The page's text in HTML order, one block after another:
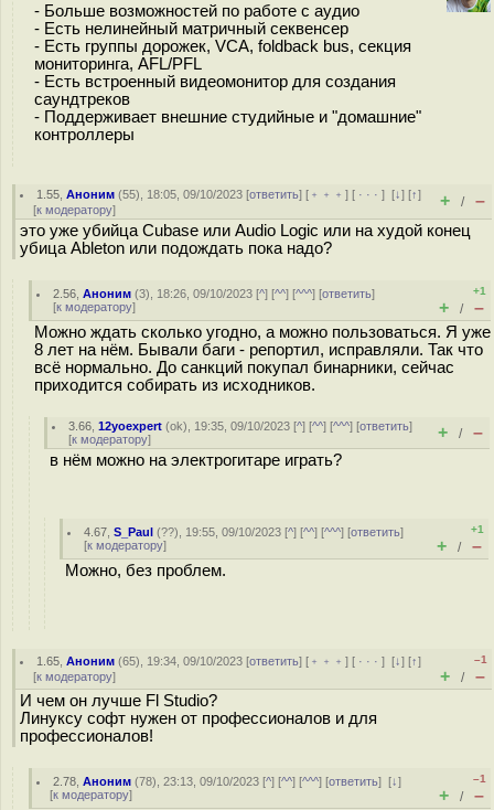
- Больше возможностей по работе с аудио
- Есть нелинейный матричный секвенсер
- Есть группы дорожек, VCA, foldback bus, секция
мониторинга, AFL/PFL
- Есть встроенный видеомонитор для создания
саундтреков
- Поддерживает внешние студийные и "домашние"
контроллеры
1.55 ,Аноним (55), 18:05, 09/10/2023 [ответить] [ ﹢﹢﹢] [ · · ·][↓] [↑]
[к модератору] + / –
это уже убийца Cubase или Audio Logic или на худой конец
убица Ableton или подождать пока надо?
2.56 ,Аноним (3), 18:26, 09/10/2023 [^] [^^] [^^^] [ответить]
[к модератору]
+1
+ / –
Можно ждать сколько угодно, а можно пользоваться. Я уже
8 лет на нём. Бывали баги - репортил, исправляли. Так что
всё нормально. До санкций покупал бинарники, сейчас
приходится собирать из исходников.
3.66 ,12yoexpert (ok), 19:35, 09/10/2023 [^] [^^] [^^^] [ответить]
[к модератору] + / –
в нём можно на электрогитаре играть?
4.67 ,S_Paul (??), 19:55, 09/10/2023 [^] [^^] [^^^] [ответить]
[к модератору]
+1
+ / –
Можно, без проблем.
1.65 ,Аноним (65), 19:34, 09/10/2023 [ответить] [ ﹢﹢﹢] [ · · ·][↓] [↑]
[к модератору]
–1
+ / –
И чем он лучше Fl Studio?
Линуксу софт нужен от профессионалов и для
профессионалов!
2.78 ,Аноним (78), 23:13, 09/10/2023 [^] [^^] [^^^] [ответить][↓]
[к модератору]
–1
+ / –